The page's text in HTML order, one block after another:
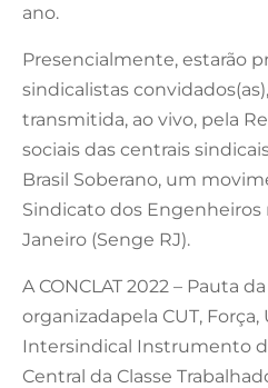
ano.
Presencialmente, estarão
sindicalistas
transmitida, ao vivo, pela
sociais das centrais
Brasil Soberano, um
Sindicato dos Engenheiros
Janeiro (Senge RJ).
A CONCLAT 2022 – Pauta
organizadapela CUT, Força,
Intersindical Instrumento
Central da Classe